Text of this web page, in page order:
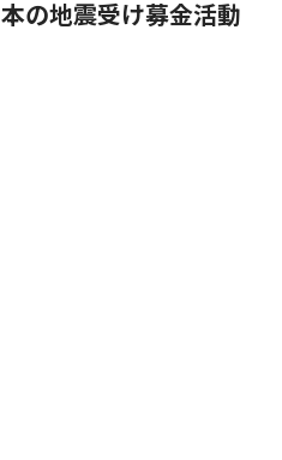
本の地震受け募金活動